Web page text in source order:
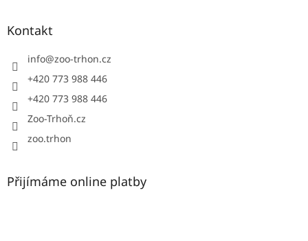
Kontakt
info@zoo-trhon.cz
+420 773 988 446
+420 773 988 446
Zoo-Trhoň.cz
zoo.trhon
Přijímáme online platby